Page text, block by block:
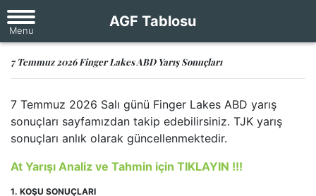
AGF Tablosu
7 Temmuz 2026 Finger Lakes ABD Yarış Sonuçları
7 Temmuz 2026 Salı günü Finger Lakes ABD yarış
sonuçları sayfamızdan takip edebilirsiniz. TJK yarış
sonuçları anlık olarak güncellenmektedir.
At Yarışı Analiz ve Tahmin için TIKLAYIN !!!
1. KOŞU SONUÇLARI